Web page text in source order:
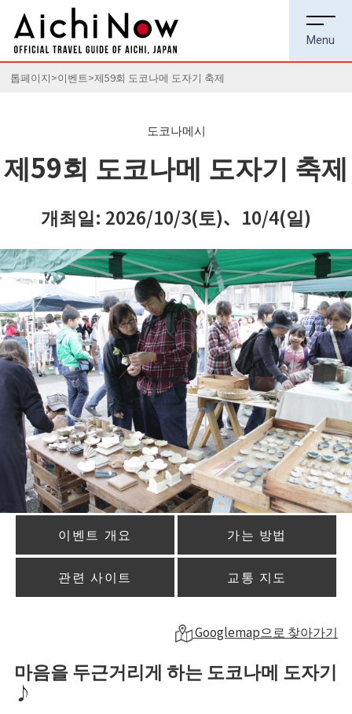
톱페이지 이벤트 제59회 도코나메 도자기 축제
도코나메시
제59회 도코나메 도자기 축제
개최일: 2026/10/3(토)、10/4(일)
이벤트 개요 가는 방법
관련 사이트 교통 지도
Googlemap으로 찾아가기
마음을 두근거리게 하는 도코나메 도자기
♪